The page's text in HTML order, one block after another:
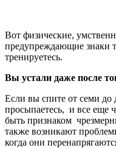
Вот физические,
предупреждающие знаки
тренируетесь.
Вы устали даже после
Если вы спите от семи до
просыпаетесь, и все еще
быть признаком
также возникают
когда они